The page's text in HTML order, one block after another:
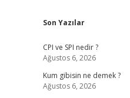
Sidebar
Son Yazılar
CPI ve SPI nedir ?
Ağustos 6, 2026
Kum gibisin ne demek ?
Ağustos 6, 2026